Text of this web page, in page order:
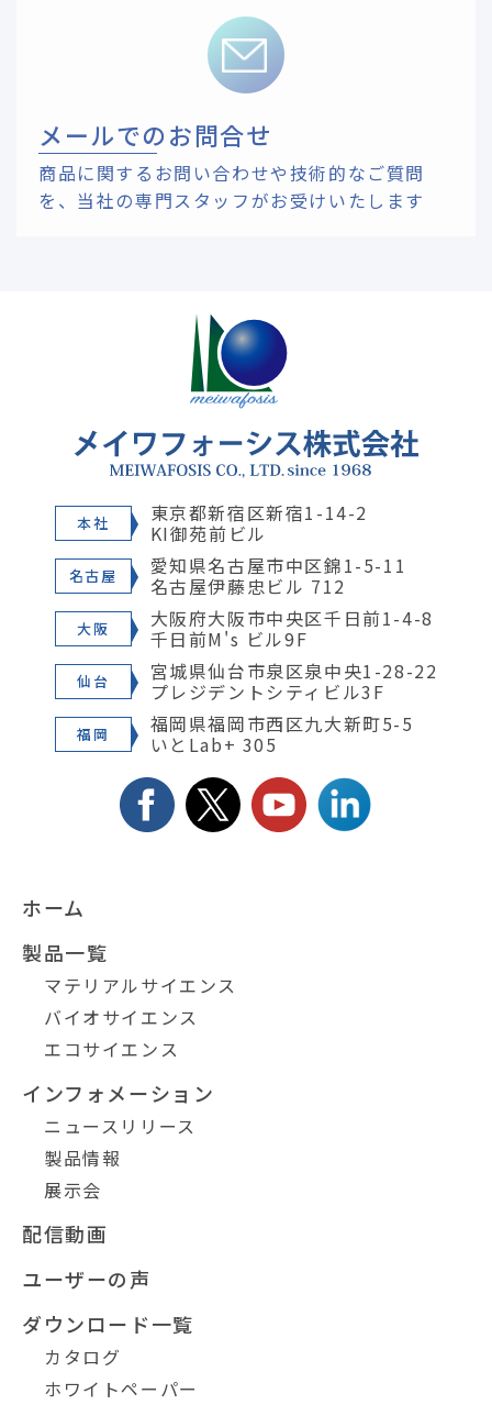
メールでのお問合せ
商品に関するお問い合わせや技術的なご質問
を、 当社の専門スタッフがお受けいたします
本社 東京都新宿区新宿1-14-2
KI御苑前ビル
名古屋 愛知県名古屋市中区錦1-5-11
名古屋伊藤忠ビル 712
大阪 大阪府大阪市中央区千日前1-4-8
千日前M's ビル9F
仙台 宮城県仙台市泉区泉中央1-28-22
プレジデントシティビル3F
福岡 福岡県福岡市西区九大新町5-5
いとLab+ 305
ホーム
製品一覧
マテリアルサイエンス
バイオサイエンス
エコサイエンス
インフォメーション
ニュースリリース
製品情報
展示会
配信動画
ユーザーの声
ダウンロード一覧
カタログ
ホワイトペーパー